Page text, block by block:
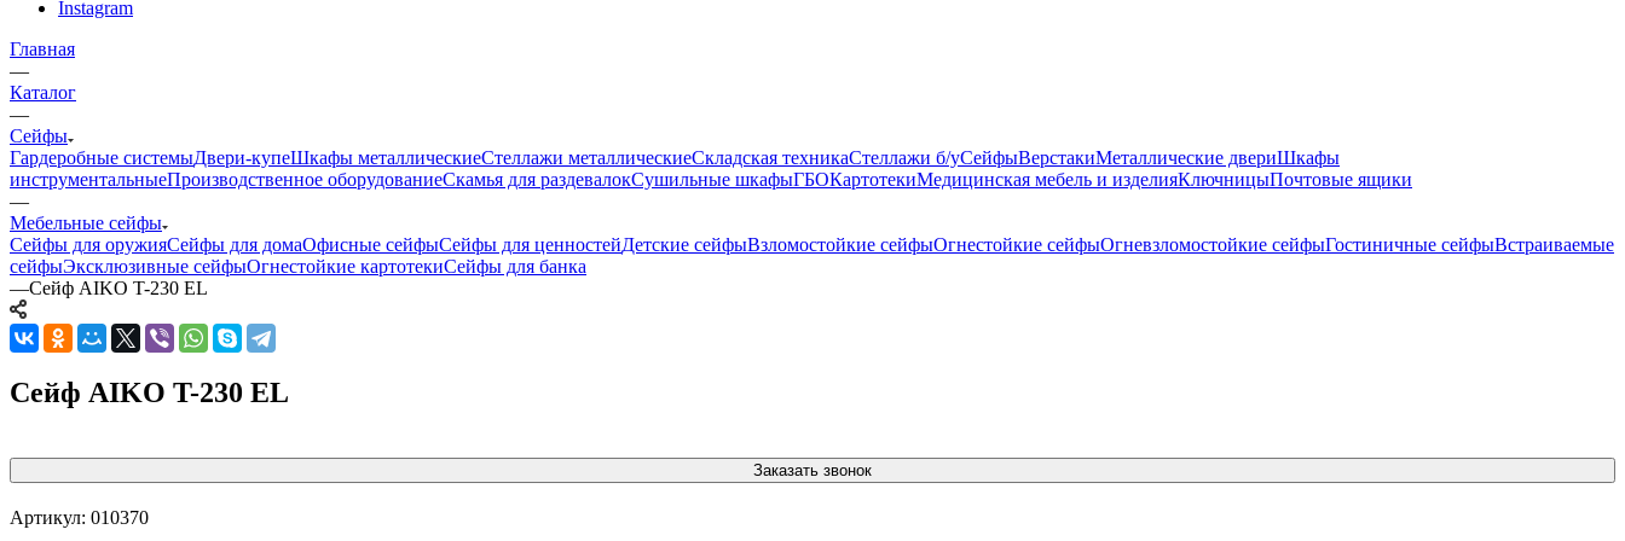
Instagram
Главная
—
Каталог
—
Сейфы
Гардеробные системыДвери-купеШкафы металлическиеСтеллажи металлическиеСкладская техникаСтеллажи б/уСейфыВерстакиМеталлические двериШкафы
инструментальныеПроизводственное оборудованиеСкамья для раздевалокСушильные шкафыГБОКартотекиМедицинская мебель и изделияКлючницыПочтовые ящики
—
Мебельные сейфы
Сейфы для оружияСейфы для домаОфисные сейфыСейфы для ценностейДетские сейфыВзломостойкие сейфыОгнестойкие сейфыОгневзломостойкие сейфыГостиничные сейфыВстраиваемые
сейфыЭксклюзивные сейфыОгнестойкие картотекиСейфы для банка
—Сейф AIKO T-230 EL
Сейф AIKO T-230 EL
Заказать звонок
Артикул: 010370